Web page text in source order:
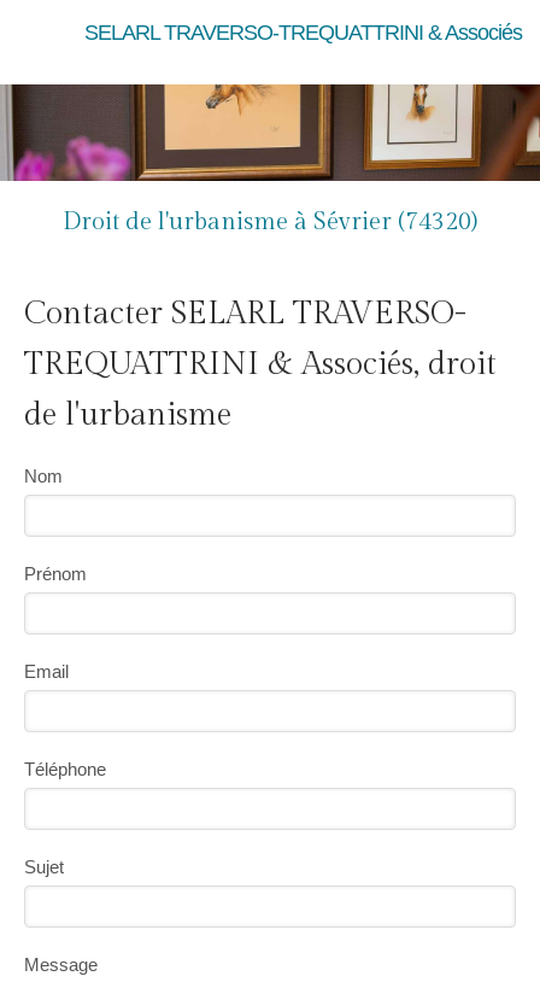
SELARL TRAVERSO-TREQUATTRINI & Associés
Droit de l'urbanisme à Sévrier (74320)
Contacter SELARL TRAVERSO-
TREQUATTRINI & Associés, droit
de l'urbanisme
Nom
Prénom
Email
Téléphone
Sujet
Message